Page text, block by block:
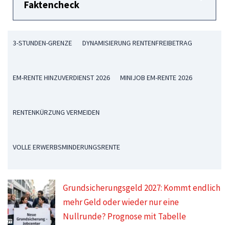
Faktencheck
3-STUNDEN-GRENZE DYNAMISIERUNG RENTENFREIBETRAG
EM-RENTE HINZUVERDIENST 2026 MINIJOB EM-RENTE 2026
RENTENKÜRZUNG VERMEIDEN
VOLLE ERWERBSMINDERUNGSRENTE
Grundsicherungsgeld 2027: Kommt endlich
mehr Geld oder wieder nur eine
Nullrunde? Prognose mit Tabelle